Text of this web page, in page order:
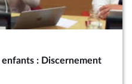
: Discernement